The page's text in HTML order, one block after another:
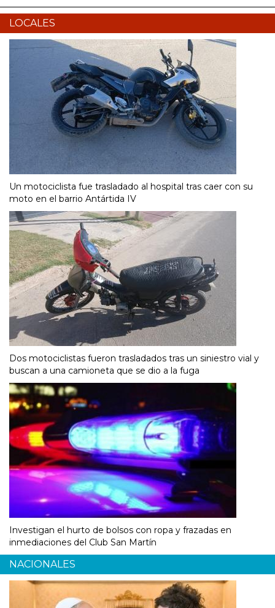
LOCALES
Un motociclista fue trasladado al hospital tras caer con su
moto en el barrio Antártida IV
Dos motociclistas fueron trasladados tras un siniestro vial y
buscan a una camioneta que se dio a la fuga
Investigan el hurto de bolsos con ropa y frazadas en
inmediaciones del Club San Martín
NACIONALES